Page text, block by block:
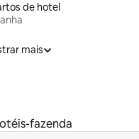
de hotel
mais
fazenda